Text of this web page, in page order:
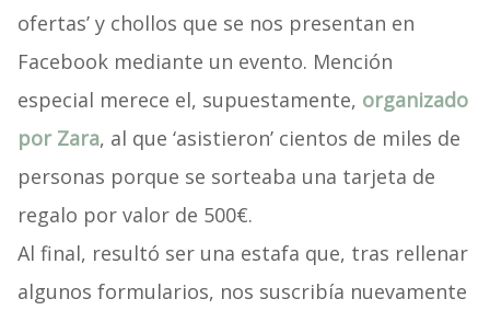
ofertas’ y chollos que se nos presentan en
Facebook mediante un evento. Mención
especial merece el, supuestamente, organizado
por Zara, al que ‘asistieron’ cientos de miles de
personas porque se sorteaba una tarjeta de
regalo por valor de 500€.
Al final, resultó ser una estafa que, tras rellenar
algunos formularios, nos suscribía nuevamente